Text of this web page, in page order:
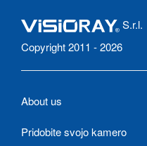
S.r.l.
Copyright 2011 - 2026
About us
Pridobite svojo kamero